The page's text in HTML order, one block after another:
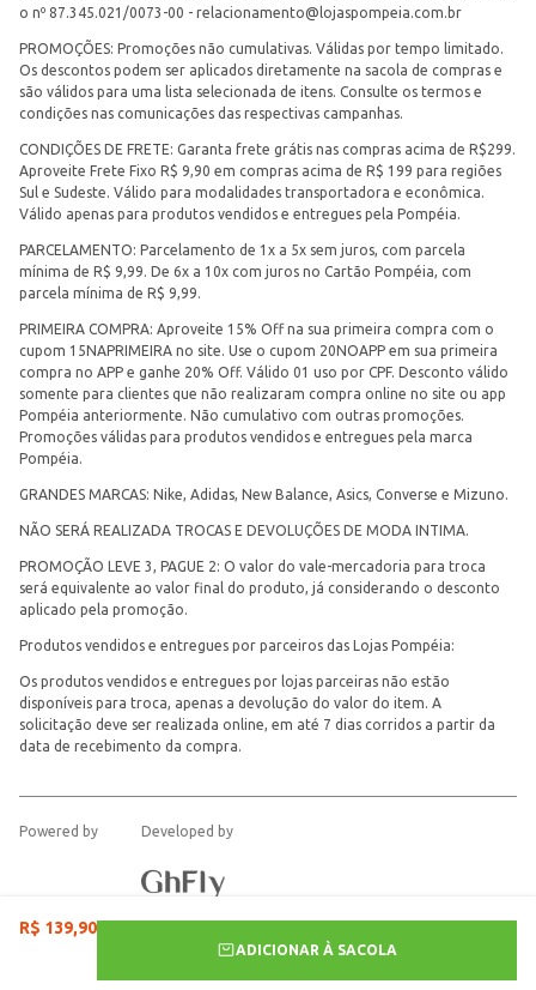
R$ 139,90
ADICIONAR À SACOLA
o nº 87.345.021/0073-00 - relacionamento@lojaspompeia.com.br
PROMOÇÕES: Promoções não cumulativas. Válidas por tempo limitado.
Os descontos podem ser aplicados diretamente na sacola de compras e
são válidos para uma lista selecionada de itens. Consulte os termos e
condições nas comunicações das respectivas campanhas.
CONDIÇÕES DE FRETE: Garanta frete grátis nas compras acima de R$299.
Aproveite Frete Fixo R$ 9,90 em compras acima de R$ 199 para regiões
Sul e Sudeste. Válido para modalidades transportadora e econômica.
Válido apenas para produtos vendidos e entregues pela Pompéia.
PARCELAMENTO: Parcelamento de 1x a 5x sem juros, com parcela
mínima de R$ 9,99. De 6x a 10x com juros no Cartão Pompéia, com
parcela mínima de R$ 9,99.
PRIMEIRA COMPRA: Aproveite 15% Off na sua primeira compra com o
cupom 15NAPRIMEIRA no site. Use o cupom 20NOAPP em sua primeira
compra no APP e ganhe 20% Off. Válido 01 uso por CPF. Desconto válido
somente para clientes que não realizaram compra online no site ou app
Pompéia anteriormente. Não cumulativo com outras promoções.
Promoções válidas para produtos vendidos e entregues pela marca
Pompéia.
GRANDES MARCAS: Nike, Adidas, New Balance, Asics, Converse e Mizuno.
NÃO SERÁ REALIZADA TROCAS E DEVOLUÇÕES DE MODA INTIMA.
PROMOÇÃO LEVE 3, PAGUE 2: O valor do vale-mercadoria para troca
será equivalente ao valor final do produto, já considerando o desconto
aplicado pela promoção.
Produtos vendidos e entregues por parceiros das Lojas Pompéia:
Os produtos vendidos e entregues por lojas parceiras não estão
disponíveis para troca, apenas a devolução do valor do item. A
solicitação deve ser realizada online, em até 7 dias corridos a partir da
data de recebimento da compra.
Powered by Developed by